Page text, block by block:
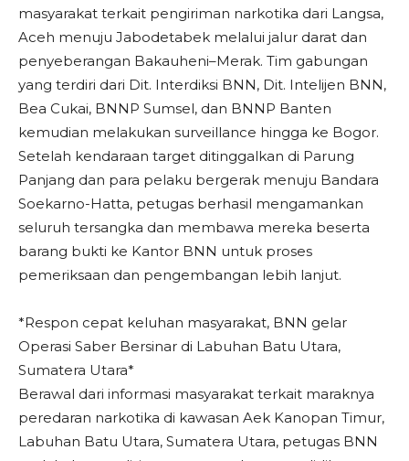
masyarakat terkait pengiriman narkotika dari Langsa,
Aceh menuju Jabodetabek melalui jalur darat dan
penyeberangan Bakauheni–Merak. Tim gabungan
yang terdiri dari Dit. Interdiksi BNN, Dit. Intelijen BNN,
Bea Cukai, BNNP Sumsel, dan BNNP Banten
kemudian melakukan surveillance hingga ke Bogor.
Setelah kendaraan target ditinggalkan di Parung
Panjang dan para pelaku bergerak menuju Bandara
Soekarno-Hatta, petugas berhasil mengamankan
seluruh tersangka dan membawa mereka beserta
barang bukti ke Kantor BNN untuk proses
pemeriksaan dan pengembangan lebih lanjut.
*Respon cepat keluhan masyarakat, BNN gelar
Operasi Saber Bersinar di Labuhan Batu Utara,
Sumatera Utara*
Berawal dari informasi masyarakat terkait maraknya
peredaran narkotika di kawasan Aek Kanopan Timur,
Labuhan Batu Utara, Sumatera Utara, petugas BNN